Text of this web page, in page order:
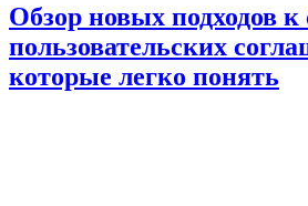
Обзор новых подходов к
пользовательских
которые легко понять